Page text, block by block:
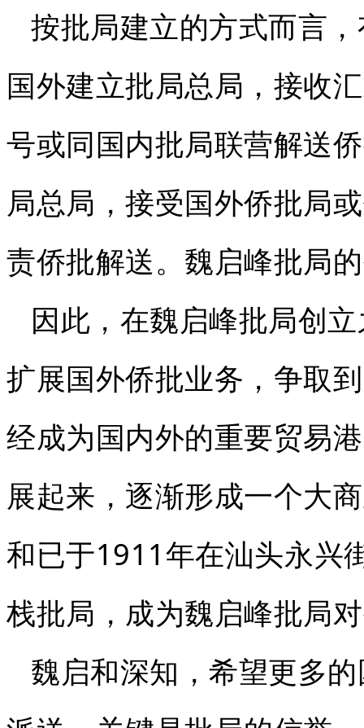
按批局建立的方式而言
国外建立批局总局，接收
号或同国内批局联营解送
局总局，接受国外侨批局
责侨批解送。魏启峰批局
因此，在魏启峰批局创
扩展国外侨批业务，争取
经成为国内外的重要贸易
展起来，逐渐形成一个大
和已于1911年在汕头永兴
栈批局，成为魏启峰批局
魏启和深知，希望更多